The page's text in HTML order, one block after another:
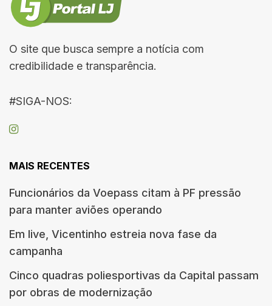
O site que busca sempre a notícia com
credibilidade e transparência.
#SIGA-NOS:
MAIS RECENTES
Funcionários da Voepass citam à PF pressão
para manter aviões operando
Em live, Vicentinho estreia nova fase da
campanha
Cinco quadras poliesportivas da Capital passam
por obras de modernização